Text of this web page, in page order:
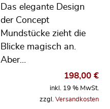
Das elegante Design
der Concept
Mundstücke zieht die
Blicke magisch an.
Aber…
198,00 €
inkl. 19 % MwSt.
zzgl. Versandkosten